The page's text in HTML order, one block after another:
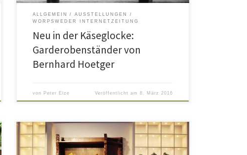
ALLGEMEIN
AUSSTELLUNGEN
WORPSWEDER INTERNETZEITUNG
Neu in der Käseglocke:
Garderobenständer von
Bernhard Hoetger
von Peter Elze Veröffentlicht am 8. März 2016
In der Käseglocke, dem Worpsweder Museum für
Kunsthandwerk, nimmt die Präsentation von Arbeiten